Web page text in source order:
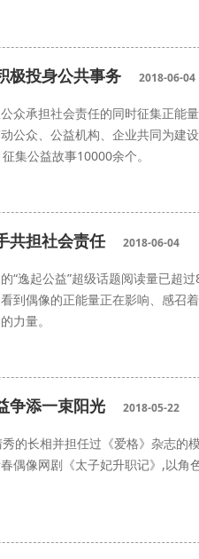
极投身公共事务 2018-06-04
众承担社会责任的同时征集正能
公众、公益机构、企业共同为建
集公益故事10000余个。
共担社会责任 2018-06-04
“逸起公益”超级话题阅读量已超
到偶像的正能量正在影响、感召
力量。
争添一束阳光 2018-05-22
的长相并担任过《爱格》杂志的
偶像网剧《太子妃升职记》,以角